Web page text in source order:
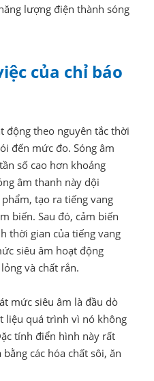
lượng điện thành sóng
của chỉ báo
động theo nguyên tắc thời
đến mức đo. Sóng âm
số cao hơn khoảng
âm thanh này dội
tạo ra tiếng vang
biến. Sau đó, cảm biến
thời gian của tiếng vang
siêu âm hoạt động
và chất rắn.
mức siêu âm là đầu dò
liệu quá trình vì nó không
tính điển hình này rất
các hóa chất sôi, ăn